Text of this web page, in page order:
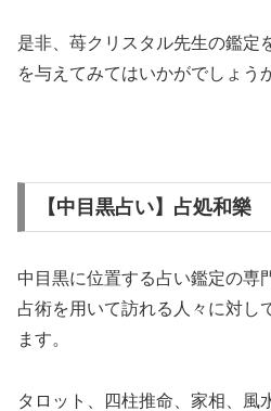
是非、苺クリスタル先生の鑑定
を与えてみてはいかがでしょう
【中目黒占い】占処和樂
中目黒に位置する占い鑑定の専
占術を用いて訪れる人々に対し
ます。
タロット、四柱推命、家相、風